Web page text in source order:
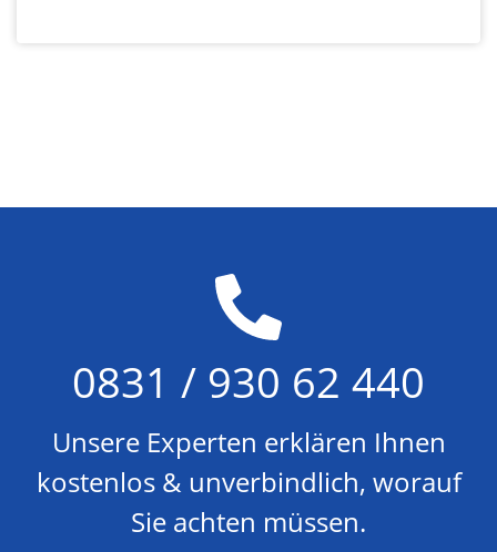
0831 / 930 62 440
Unsere Experten erklären Ihnen
kostenlos & unverbindlich, worauf
Sie achten müssen.